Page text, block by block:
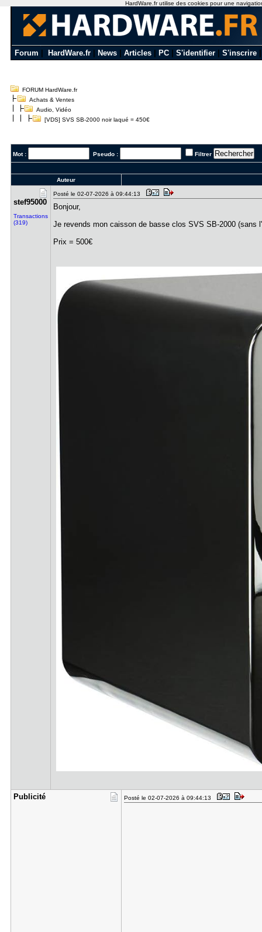
Forum HardWare.fr News Articles PC S'identifier S'inscrire
FORUM HardWare.fr
Achats & Ventes
Audio, Vidéo
[VDS] SVS SB-2000 noir laqué = 450€
Mot : Pseudo : Filtrer
Auteur
stef95000
Transactions
(319)
Posté le 02-07-2026 à 09:44:13
Bonjour,
Je revends mon caisson de basse clos SVS SB-2000 (sans
Prix = 500€
Publicité Posté le 02-07-2026 à 09:44:13
HardWare.fr utilise des cookies pour une